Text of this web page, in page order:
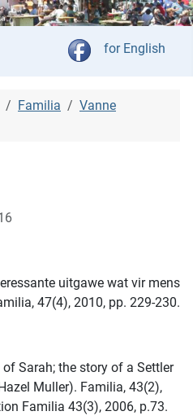
Kies jou taal
for English
Familia
Vanne
uitgawe wat vir mens
47(4), 2010, pp. 229-230.
of Sarah; the story of a Settler
Muller). Familia, 43(2),
Familia 43(3), 2006, p.73.